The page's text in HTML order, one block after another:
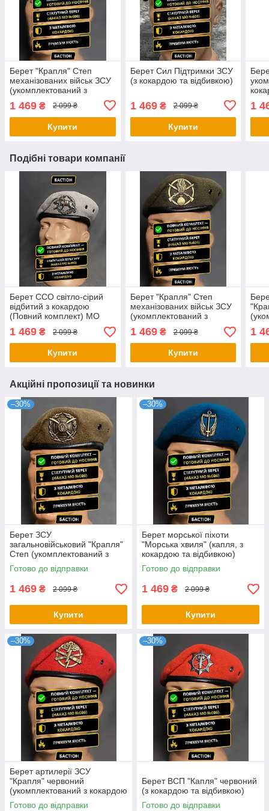
Берет "Крапля" Степ
механізованих військ ЗСУ
(укомплектований з
1 469 ₴ 2 099 ₴
Купити
Берет Сил Підтримки ЗСУ
(з кокардою та відбивкою)
1 469₴ 2 099 ₴
Купити
1
Подібні товари компанії
Берет ССО світло-сірий
відбитий з кокардою
(Повний комплект) МО
№606
1 469 ₴ 2 099 ₴
Купити
Берет "Крапля" Степ
механізованих військ ЗСУ
(укомплектований з
кокардою та відбивкою)
1 469₴ 2 099 ₴
Купити
1
Акційні пропозиції та новинки
–30%
Берет ЗСУ
загальновійськовий "Крапля"
Степ (укомплектований з
кокардою та відбивкою)
Готово до відправки
1 469 ₴ 2 099 ₴
Купити
–30%
Берет морської піхоти
"Морська хвиля" (капля, з
кокардою та відбивкою)
Готово до відправки
1 469 ₴ 2 099 ₴
Купити
–30%
Берет артилерії ЗСУ
"Крапля" червоний
(укомплектований з кокардою
та відбивкою)
Готово до відправки
–30%
Берет ВСП "Капля" червоний
(з кокардою та відбивкою)
Готово до відправки